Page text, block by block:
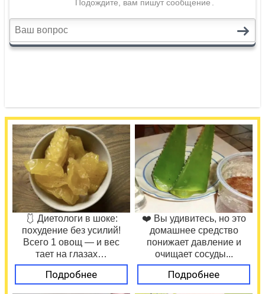
🩱 Диетологи в шоке:
похудение без усилий!
Всего 1 овощ — и вес
тает на глазах…
Подробнее
❤️ Вы удивитесь, но это
домашнее средство
понижает давление и
очищает сосуды...
Подробнее